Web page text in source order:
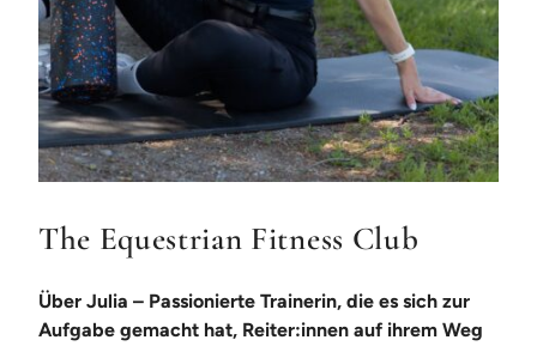
The Equestrian Fitness Club
Über Julia – Passionierte Trainerin, die es sich zur
Aufgabe gemacht hat, Reiter:innen auf ihrem Weg